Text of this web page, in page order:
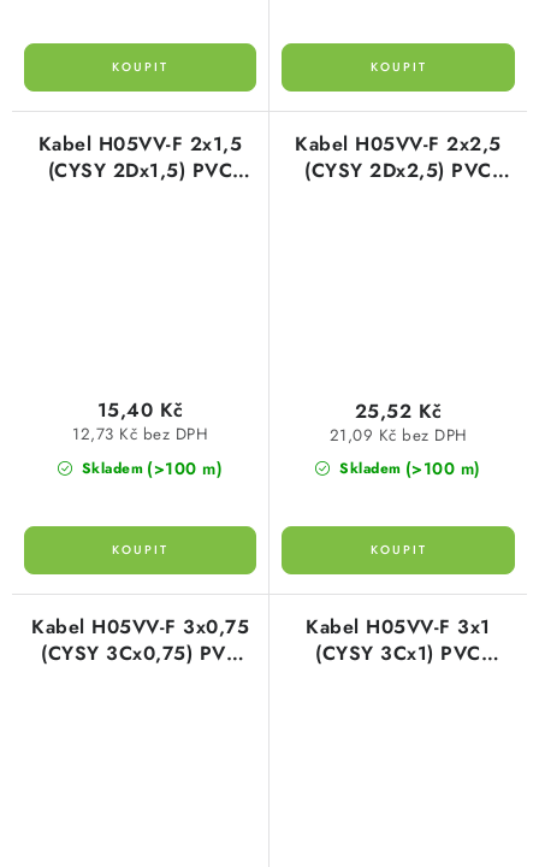
Kabel H05VV-F 2x1,5
(CYSY 2Dx1,5) PVC
Skladem (>100 m)
12,73 Kč bez DPH
15,40 Kč
Kabel H05VV-F 2x2,5
(CYSY 2Dx2,5) PVC
Skladem (>100 m)
21,09 Kč bez DPH
25,52 Kč
Kabel H05VV-F 3x0,75
(CYSY 3Cx0,75) PVC
Kabel H05VV-F 3x1
(CYSY 3Cx1) PVC